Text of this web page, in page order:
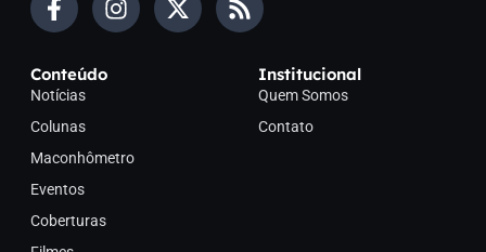
Conteúdo
Notícias
Colunas
Maconhômetro
Eventos
Coberturas
Institucional
Quem Somos
Contato